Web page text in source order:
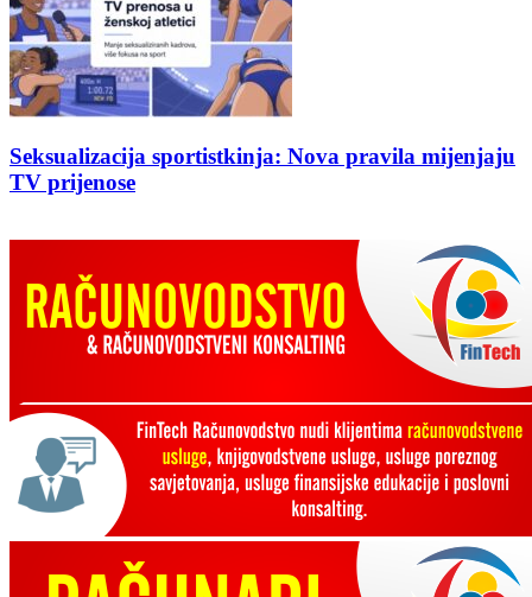
Seksualizacija sportistkinja: Nova pravila mijenjaju
TV prijenose